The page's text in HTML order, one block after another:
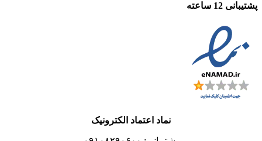
پشتیبانی 12 ساعته
نماد اعتماد الکترونیک